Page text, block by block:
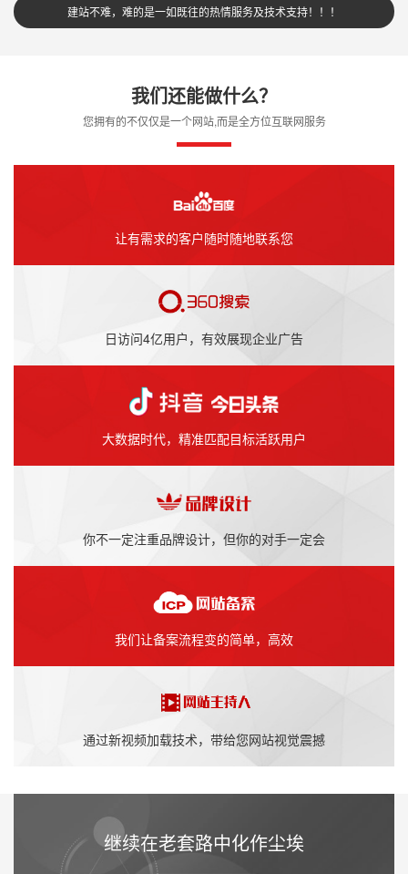
建站不难，难的是一如既往的热情服务及技术支持！！！
我们还能做什么？
您拥有的不仅仅是一个网站,而是全方位互联网服务
让有需求的客户随时随地联系您
日访问4亿用户，有效展现企业广告
大数据时代，精准匹配目标活跃用户
你不一定注重品牌设计，但你的对手一定会
我们让备案流程变的简单，高效
通过新视频加载技术，带给您网站视觉震撼
继续在老套路中化作尘埃